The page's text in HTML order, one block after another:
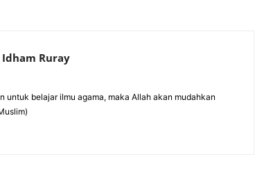
Ruray
untuk belajar ilmu agama, maka Allah akan mudahkan